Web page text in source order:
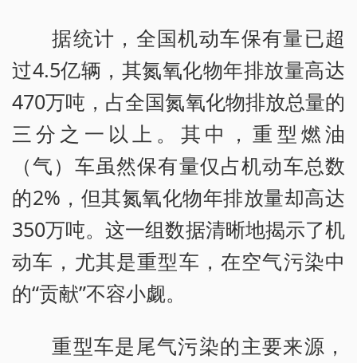
据统计，全国机动车保有量已超
过4.5亿辆，其氮氧化物年排放量高达
470万吨，占全国氮氧化物排放总量的
三分之一以上。其中，重型燃油
（气）车虽然保有量仅占机动车总数
的2%，但其氮氧化物年排放量却高达
350万吨。这一组数据清晰地揭示了机
动车，尤其是重型车，在空气污染中
的“贡献”不容小觑。
重型车是尾气污染的主要来源，